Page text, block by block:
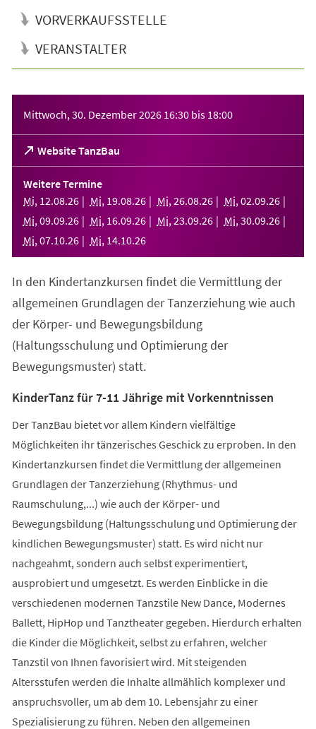
VORVERKAUFSSTELLE
VERANSTALTER
Mittwoch, 30. Dezember 2026 16:30 bis 18:00
Website TanzBau
(Öffnet
in
einem
neuen
Tab)
Weitere Termine
Mi, 12.08.26 Mi, 19.08.26 Mi, 26.08.26 Mi, 02.09.26
Mi, 09.09.26 Mi, 16.09.26 Mi, 23.09.26 Mi, 30.09.26
Mi, 07.10.26 Mi, 14.10.26
In den Kindertanzkursen findet die Vermittlung der
allgemeinen Grundlagen der Tanzerziehung wie auch
der Körper- und Bewegungsbildung
(Haltungsschulung und Optimierung der
Bewegungsmuster) statt.
KinderTanz für 7-11 Jährige mit Vorkenntnissen
Der TanzBau bietet vor allem Kindern vielfältige
Möglichkeiten ihr tänzerisches Geschick zu erproben. In den
Kindertanzkursen findet die Vermittlung der allgemeinen
Grundlagen der Tanzerziehung (Rhythmus- und
Raumschulung,...) wie auch der Körper- und
Bewegungsbildung (Haltungsschulung und Optimierung der
kindlichen Bewegungsmuster) statt. Es wird nicht nur
nachgeahmt, sondern auch selbst experimentiert,
ausprobiert und umgesetzt. Es werden Einblicke in die
verschiedenen modernen Tanzstile New Dance, Modernes
Ballett, HipHop und Tanztheater gegeben. Hierdurch erhalten
die Kinder die Möglichkeit, selbst zu erfahren, welcher
Tanzstil von Ihnen favorisiert wird. Mit steigenden
Altersstufen werden die Inhalte allmählich komplexer und
anspruchsvoller, um ab dem 10. Lebensjahr zu einer
Spezialisierung zu führen. Neben den allgemeinen